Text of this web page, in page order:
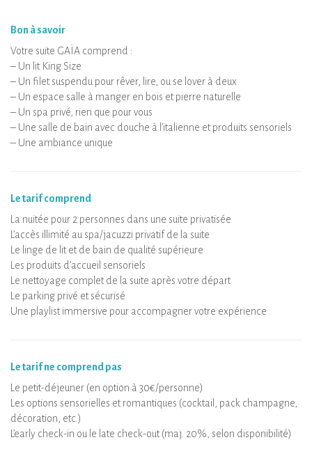
Bon à savoir
Votre suite GAÏA comprend :
– Un lit King Size
– Un filet suspendu pour rêver, lire, ou se lover à deux
– Un espace salle à manger en bois et pierre naturelle
– Un spa privé, rien que pour vous
– Une salle de bain avec douche à l’italienne et produits sensoriels
– Une ambiance unique
Le tarif comprend
La nuitée pour 2 personnes dans une suite privatisée
L’accès illimité au spa/jacuzzi privatif de la suite
Le linge de lit et de bain de qualité supérieure
Les produits d’accueil sensoriels
Le nettoyage complet de la suite après votre départ
Le parking privé et sécurisé
Une playlist immersive pour accompagner votre expérience
Le tarif ne comprend pas
Le petit-déjeuner (en option à 30€/personne)
Les options sensorielles et romantiques (cocktail, pack champagne,
décoration, etc.)
L’early check-in ou le late check-out (maj. 20%, selon disponibilité)